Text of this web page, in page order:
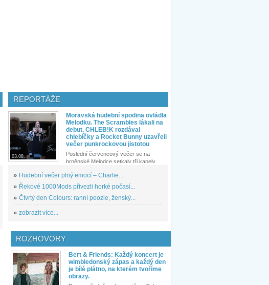
REPORTÁŽE
03.08.
Moravská hudební spodina ovládla
Melodku. The Scrambles lákali na
debut, CHLEB!K rozdával
chlebíčky a Rocket Bunny uzavřeli
večer punkrockovou jistotou
Poslední červencový večer se na
brněnské Melodce setkaly tři kapely...
» Hudební večer plný emocí – Charlie...
» Řekové 1000Mods přivezli horké počasí...
» Čtvrtý den Colours: ranní peozie, ženský...
» zobrazit více...
ROZHOVORY
Bert & Friends: Každý koncert je
wimbledonský zápas a každý den
je bílé plátno, na kterém tvoříme
obrazy.